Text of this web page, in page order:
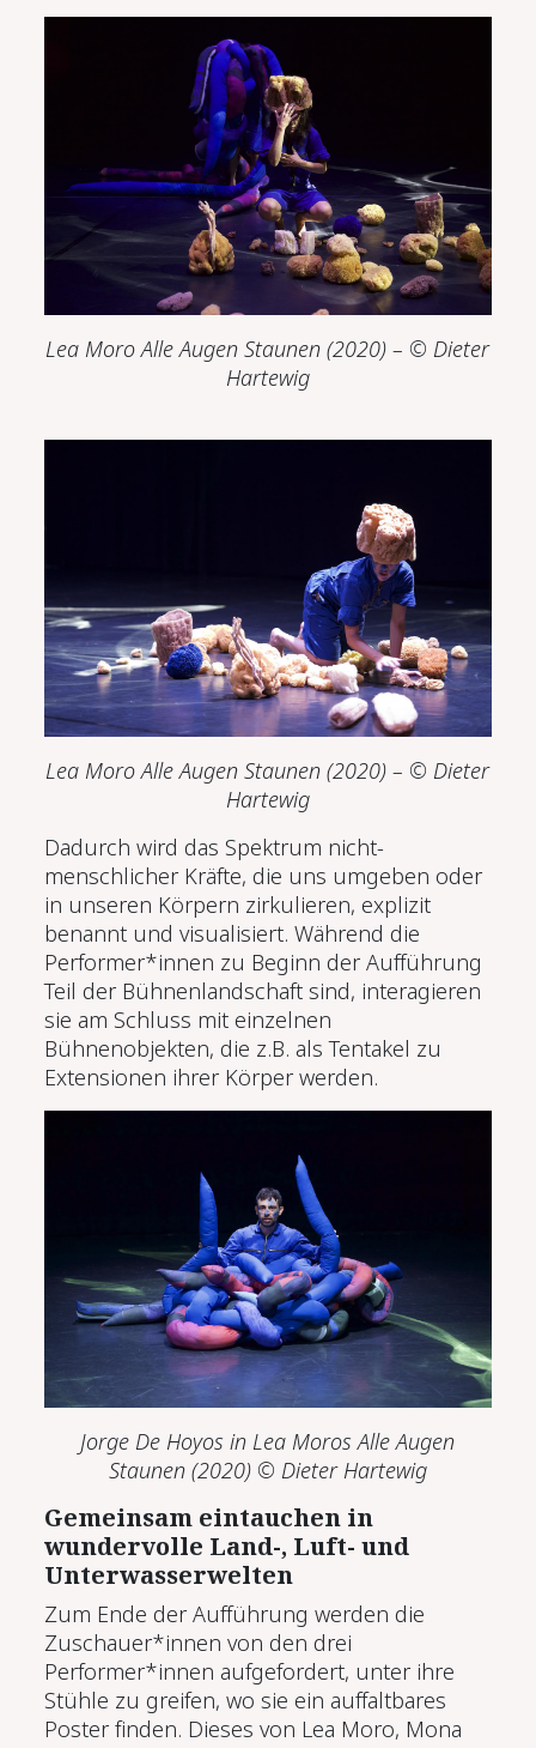
Lea Moro Alle Augen Staunen (2020) – © Dieter
Hartewig
Lea Moro Alle Augen Staunen (2020) – © Dieter
Hartewig
Dadurch wird das Spektrum nicht-
menschlicher Kräfte, die uns umgeben oder
in unseren Körpern zirkulieren, explizit
benannt und visualisiert. Während die
Performer*innen zu Beginn der Aufführung
Teil der Bühnenlandschaft sind, interagieren
sie am Schluss mit einzelnen
Bühnenobjekten, die z.B. als Tentakel zu
Extensionen ihrer Körper werden.
Jorge De Hoyos in Lea MorosAlle Augen
Staunen(2020) © Dieter Hartewig
Gemeinsam eintauchen in
wundervolle Land-, Luft- und
Unterwasserwelten
Zum Ende der Aufführung werden die
Zuschauer*innen von den drei
Performer*innen aufgefordert, unter ihre
Stühle zu greifen, wo sie ein auffaltbares
Poster finden. Dieses von Lea Moro, Mona